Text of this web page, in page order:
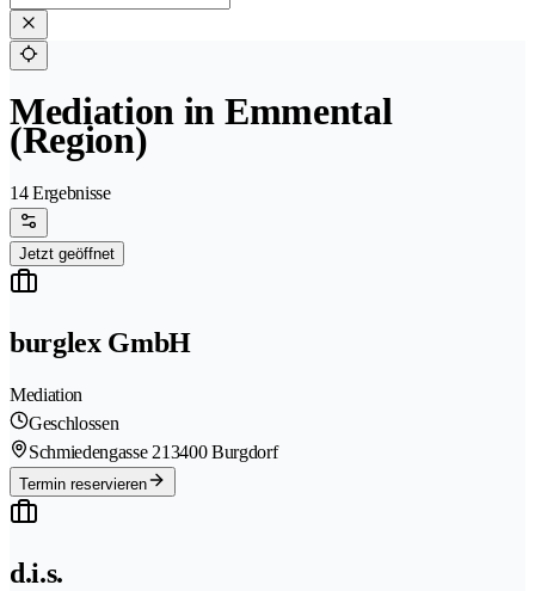
Mediation in Emmental
(Region)
14 Ergebnisse
Jetzt geöffnet
burglex GmbH
Mediation
Geschlossen
Schmiedengasse 213400 Burgdorf
Termin reservieren
d.i.s.